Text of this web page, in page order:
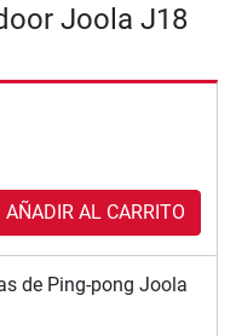
Joola J18
AÑADIR AL CARRITO
de Ping-pong Joola